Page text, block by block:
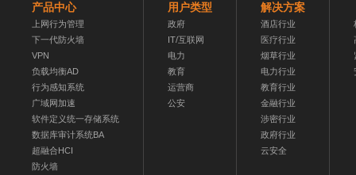
产品中心
上网行为管理
下一代防火墙
VPN
负载均衡AD
行为感知系统
广域网加速
软件定义统一存储系统
数据库审计系统BA
超融合HCI
防火墙
用户类型
政府
IT/互联网
电力
教育
运营商
公安
解决方案
酒店行业
医疗行业
烟草行业
电力行业
教育行业
金融行业
涉密行业
政府行业
云安全